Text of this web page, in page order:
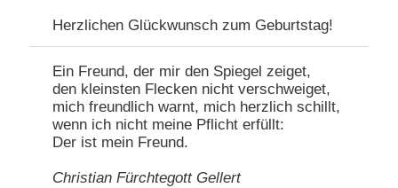
Herzlichen Glückwunsch zum Geburtstag!
Ein Freund, der mir den Spiegel zeiget,
den kleinsten Flecken nicht verschweiget,
mich freundlich warnt, mich herzlich schillt,
wenn ich nicht meine Pflicht erfüllt:
Der ist mein Freund.
Christian Fürchtegott Gellert